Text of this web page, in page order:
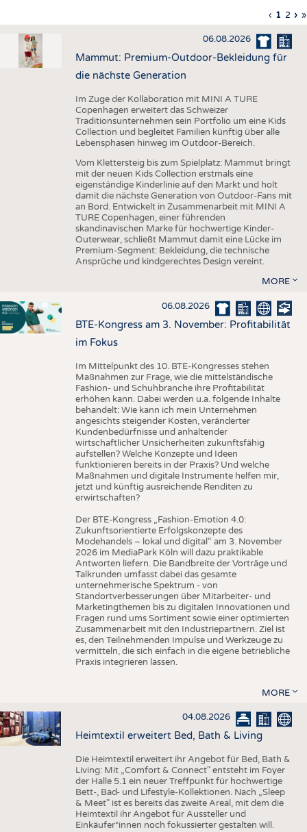
TESTS
AUSSCHREIBUNGEN
DTV AUSSCHREIBUNGSDIENST
FAKTEN
STATISTICS
ADRESSEN & LINKS
PUBLIKATIONEN
TERMINE
BRANCHENTERMINE
Seitennummerierung
Seite
‹
Seite
1 Seite
2 › »
06.08.2026
Mammut: Premium-Outdoor-Bekleidung für
die nächste Generation
Im Zuge der Kollaboration mit MINI A TURE
Copenhagen erweitert das Schweizer
Traditionsunternehmen sein Portfolio um eine Kids
Collection und begleitet Familien künftig über alle
Lebensphasen hinweg im Outdoor-Bereich.
Vom Klettersteig bis zum Spielplatz: Mammut bringt
mit der neuen Kids Collection erstmals eine
eigenständige Kinderlinie auf den Markt und holt
damit die nächste Generation von Outdoor-Fans mit
an Bord. Entwickelt in Zusammenarbeit mit MINI A
TURE Copenhagen, einer führenden
skandinavischen Marke für hochwertige Kinder-
Outerwear, schließt Mammut damit eine Lücke im
Premium-Segment: Bekleidung, die technische
Ansprüche und kindgerechtes Design vereint.
MORE
06.08.2026
BTE-Kongress am 3. November: Profitabilität
im Fokus
Im Mittelpunkt des 10. BTE-Kongresses stehen
Maßnahmen zur Frage, wie die mittelständische
Fashion- und Schuhbranche ihre Profitabilität
erhöhen kann. Dabei werden u.a. folgende Inhalte
behandelt: Wie kann ich mein Unternehmen
angesichts steigender Kosten, veränderter
Kundenbedürfnisse und anhaltender
wirtschaftlicher Unsicherheiten zukunftsfähig
aufstellen? Welche Konzepte und Ideen
funktionieren bereits in der Praxis? Und welche
Maßnahmen und digitale Instrumente helfen mir,
jetzt und künftig ausreichende Renditen zu
erwirtschaften?
Der BTE-Kongress „Fashion-Emotion 4.0:
Zukunftsorientierte Erfolgskonzepte des
Modehandels – lokal und digital“ am 3. November
2026 im MediaPark Köln will dazu praktikable
Antworten liefern. Die Bandbreite der Vorträge und
Talkrunden umfasst dabei das gesamte
unternehmerische Spektrum - von
Standortverbesserungen über Mitarbeiter- und
Marketingthemen bis zu digitalen Innovationen und
Fragen rund ums Sortiment sowie einer optimierten
Zusammenarbeit mit den Industriepartnern. Ziel ist
es, den Teilnehmenden Impulse und Werkzeuge zu
vermitteln, die sich einfach in die eigene betriebliche
Praxis integrieren lassen.
MORE
04.08.2026
Heimtextil erweitert Bed, Bath & Living
Die Heimtextil erweitert ihr Angebot für Bed, Bath &
Living: Mit „Comfort & Connect" entsteht im Foyer
der Halle 5.1 ein neuer Treffpunkt für hochwertige
Bett-, Bad- und Lifestyle-Kollektionen. Nach „Sleep
& Meet" ist es bereits das zweite Areal, mit dem die
Heimtextil ihr Angebot für Aussteller und
Einkäufer*innen noch fokussierter gestalten will.